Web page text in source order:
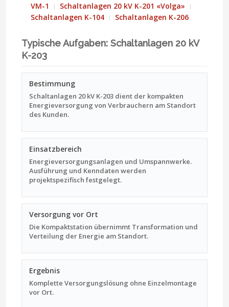
VM-1
Schaltanlagen 20 kV K-201 «Volga»
Schaltanlagen K-104
Schaltanlagen K-206
Typische Aufgaben: Schaltanlagen 20 kV
K-203
Bestimmung
Schaltanlagen 20 kV K-203 dient der kompakten
Energieversorgung von Verbrauchern am Standort
des Kunden.
Einsatzbereich
Energieversorgungsanlagen und Umspannwerke.
Ausführung und Kenndaten werden
projektspezifisch festgelegt.
Versorgung vor Ort
Die Kompaktstation übernimmt Transformation und
Verteilung der Energie am Standort.
Ergebnis
Komplette Versorgungs­lösung ohne Einzelmontage
vor Ort.